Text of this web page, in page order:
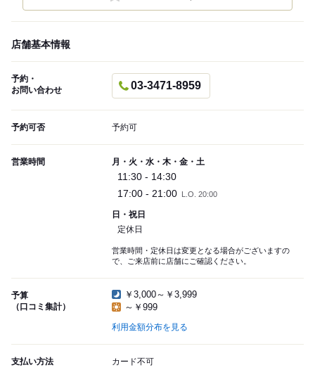
店舗基本情報
予約・
お問い合わせ
03-3471-8959
予約可否 予約可
営業時間 月・火・水・木・金・土
11:30 - 14:30
17:00 - 21:00
L.O. 20:00
日・祝日
定休日
営業時間・定休日は変更となる場合がございますの
で、ご来店前に店舗にご確認ください。
予算
（口コミ集計）
￥3,000～￥3,999
～￥999
利用金額分布を見る
支払い方法 カード不可